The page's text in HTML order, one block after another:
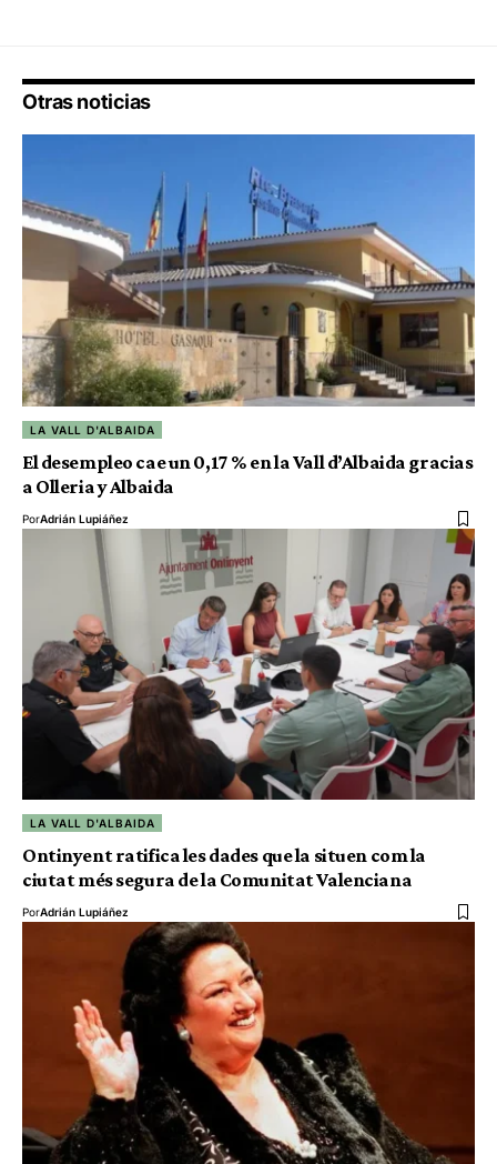
Otras noticias
LA VALL D'ALBAIDA
El desempleo cae un 0,17 % en la Vall d’Albaida gracias
a Olleria y Albaida
PorAdrián Lupiáñez
LA VALL D'ALBAIDA
Ontinyent ratifica les dades que la situen com la
ciutat més segura de la Comunitat Valenciana
PorAdrián Lupiáñez